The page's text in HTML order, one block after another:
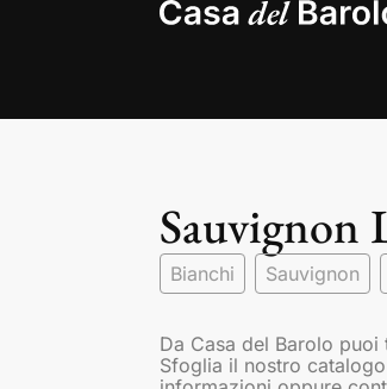
Sauvignon
Bianchi Sauvignon
Da Casa del Barolo
Sfoglia il nostro